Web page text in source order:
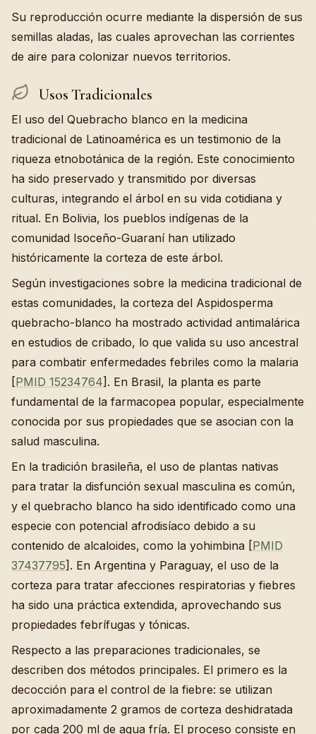
Su reproducción ocurre mediante la dispersión de sus
semillas aladas, las cuales aprovechan las corrientes
de aire para colonizar nuevos territorios.
Usos Tradicionales
El uso del Quebracho blanco en la medicina
tradicional de Latinoamérica es un testimonio de la
riqueza etnobotánica de la región. Este conocimiento
ha sido preservado y transmitido por diversas
culturas, integrando el árbol en su vida cotidiana y
ritual. En Bolivia, los pueblos indígenas de la
comunidad Isoceño-Guaraní han utilizado
históricamente la corteza de este árbol.
Según investigaciones sobre la medicina tradicional de
estas comunidades, la corteza del Aspidosperma
quebracho-blanco ha mostrado actividad antimalárica
en estudios de cribado, lo que valida su uso ancestral
para combatir enfermedades febriles como la malaria
[PMID 15234764]. En Brasil, la planta es parte
fundamental de la farmacopea popular, especialmente
conocida por sus propiedades que se asocian con la
salud masculina.
En la tradición brasileña, el uso de plantas nativas
para tratar la disfunción sexual masculina es común,
y el quebracho blanco ha sido identificado como una
especie con potencial afrodisíaco debido a su
contenido de alcaloides, como la yohimbina [PMID
37437795]. En Argentina y Paraguay, el uso de la
corteza para tratar afecciones respiratorias y fiebres
ha sido una práctica extendida, aprovechando sus
propiedades febrífugas y tónicas.
Respecto a las preparaciones tradicionales, se
describen dos métodos principales. El primero es la
decocción para el control de la fiebre: se utilizan
aproximadamente 2 gramos de corteza deshidratada
por cada 200 ml de agua fría. El proceso consiste en